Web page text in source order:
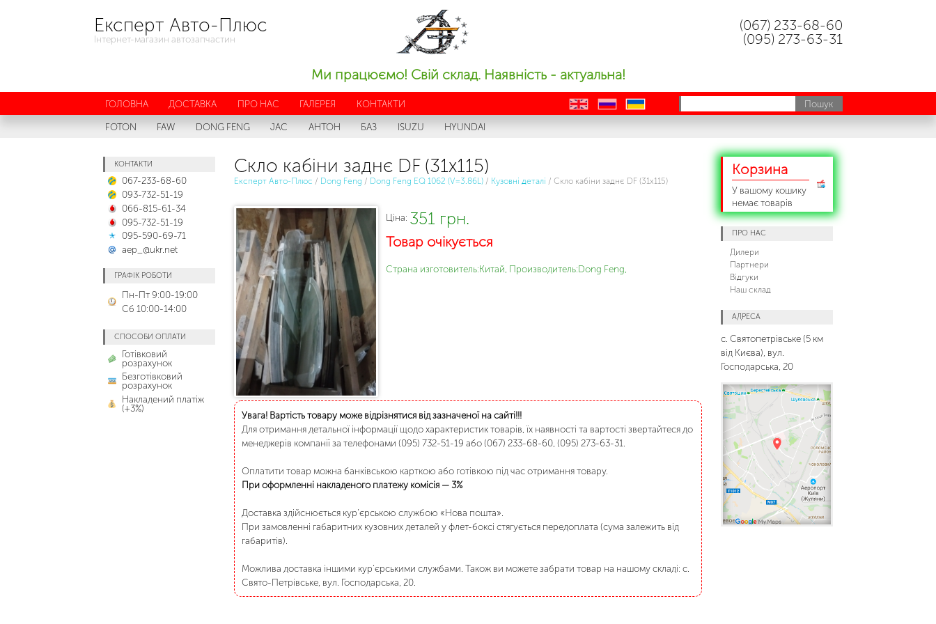
Експерт Авто-Плюс
Інтернет-магазин автозапчастин
(067) 233-68-60
(095) 273-63-31
Ми працюємо! Свій склад. Наявність - актуальна!
ГОЛОВНА ДОСТАВКА ПРО НАС ГАЛЕРЕЯ КОНТАКТИ en ru
uk
FOTON
FAW DONG FENG JAC АНТОН БАЗ ISUZU HYUNDAI
КОНТАКТИ
067-233-68-60
093-732-51-19
066-815-61-34
095-732-51-19
095-590-69-71
aep_@ukr.net
ГРАФІК РОБОТИ
Пн-Пт 9:00-19:00
Сб 10:00-14:00
СПОСОБИ ОПЛАТИ
Готівковий
розрахунок
Безготівковий
розрахунок
Накладений платіж
(+3%)
Скло кабіни заднє DF (31х115)
Експерт Авто-Плюс / Dong Feng / Dong Feng EQ 1062 (V=3.86L)/ Кузовні деталі / Скло кабіни заднє DF (31х115)
Ціна: 351 грн.
Товар очікується
Страна изготовитель:Китай, Производитель:Dong Feng,
Увага! Вартість товару може відрізнятися від зазначеної на сайті!!!
Для отримання детальної інформації щодо характеристик товарів, їх наявності та вартості звертайтеся до
менеджерів компанії за телефонами (095) 732-51-19 або (067) 233-68-60, (095) 273-63-31.
Оплатити товар можна банківською карткою або готівкою під час отримання товару.
При оформленні накладеного платежу комісія — 3%
Доставка здійснюється кур’єрською службою «Нова пошта».
При замовленні габаритних кузовних деталей у флет-боксі стягується передоплата (сума залежить від
габаритів).
Можлива доставка іншими кур’єрськими службами. Також ви можете забрати товар на нашому складі: с.
Свято-Петрівське, вул. Господарська, 20.
Корзина
У вашому кошику
немає товарів
ПРО НАС
Дилери
Партнери
Відгуки
Наш склад
АДРЕСА
с. Святопетрівське (5 км
від Києва), вул.
Господарська, 20